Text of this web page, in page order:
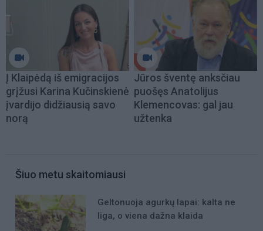
Į Klaipėdą iš emigracijos
grįžusi Karina Kučinskienė
įvardijo didžiausią savo
norą
Jūros šventę anksčiau
puošęs Anatolijus
Klemencovas: gal jau
užtenka
Šiuo metu skaitomiausi
Geltonuoja agurkų lapai: kalta ne
liga, o viena dažna klaida